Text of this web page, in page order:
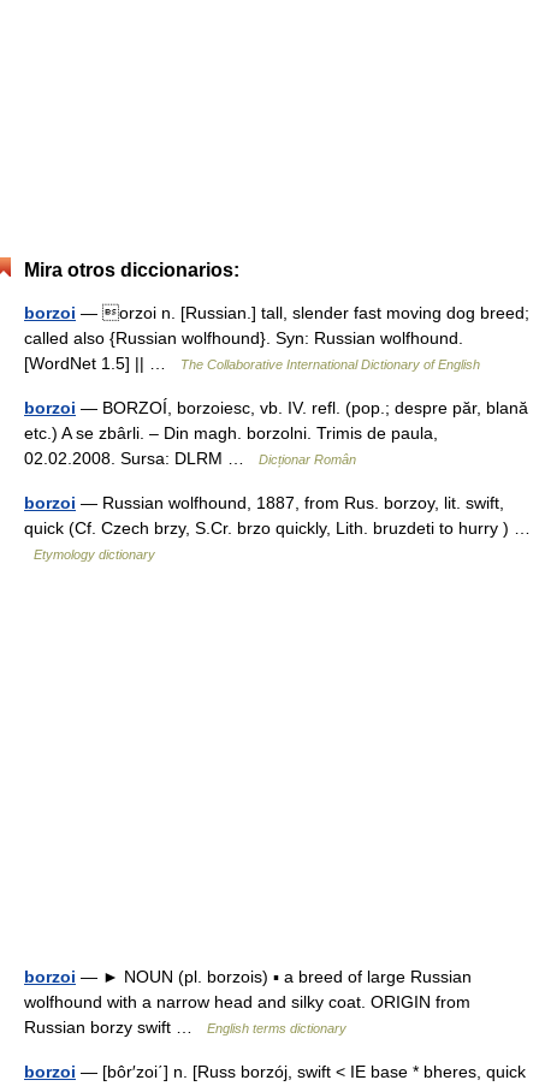
Mira otros diccionarios:
borzoi — orzoi n. [Russian.] tall, slender fast moving dog breed;
called also {Russian wolfhound}. Syn: Russian wolfhound.
[WordNet 1.5] || …
The Collaborative International Dictionary of English
borzoi — BORZOÍ, borzoiesc, vb. IV. refl. (pop.; despre păr, blană
etc.) A se zbârli. – Din magh. borzolni. Trimis de paula,
02.02.2008. Sursa: DLRM …
Dicționar Român
borzoi — Russian wolfhound, 1887, from Rus. borzoy, lit. swift,
quick (Cf. Czech brzy, S.Cr. brzo quickly, Lith. bruzdeti to hurry ) …
Etymology dictionary
borzoi — ► NOUN (pl. borzois) ▪ a breed of large Russian
wolfhound with a narrow head and silky coat. ORIGIN from
Russian borzy swift …
English terms dictionary
borzoi — [bôr′zoi΄] n. [Russ borzój, swift < IE base * bheres, quick